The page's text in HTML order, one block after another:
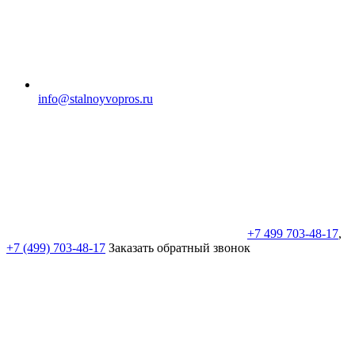
info@stalnoyvopros.ru
+7 499 703-48-17,
+7 (499) 703-48-17 Заказать обратный звонок